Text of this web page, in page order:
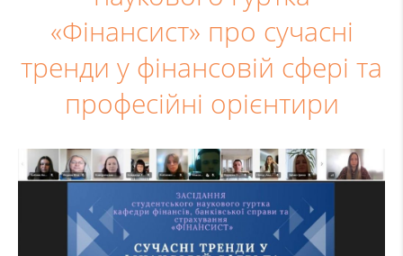
«Фінансист» про сучасні
тренди у фінансовій сфері та
професійні орієнтири